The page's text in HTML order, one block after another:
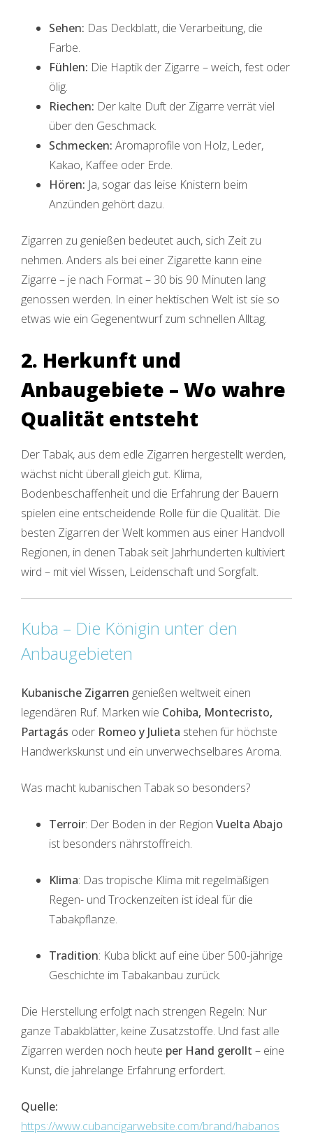
Sehen: Das Deckblatt, die Verarbeitung, die
Farbe.
Fühlen: Die Haptik der Zigarre – weich, fest oder
ölig.
Riechen: Der kalte Duft der Zigarre verrät viel
über den Geschmack.
Schmecken: Aromaprofile von Holz, Leder,
Kakao, Kaffee oder Erde.
Hören: Ja, sogar das leise Knistern beim
Anzünden gehört dazu.
Zigarren zu genießen bedeutet auch, sich Zeit zu
nehmen. Anders als bei einer Zigarette kann eine
Zigarre – je nach Format – 30 bis 90 Minuten lang
genossen werden. In einer hektischen Welt ist sie so
etwas wie ein Gegenentwurf zum schnellen Alltag.
2. Herkunft und
Anbaugebiete – Wo wahre
Qualität entsteht
Der Tabak, aus dem edle Zigarren hergestellt werden,
wächst nicht überall gleich gut. Klima,
Bodenbeschaffenheit und die Erfahrung der Bauern
spielen eine entscheidende Rolle für die Qualität. Die
besten Zigarren der Welt kommen aus einer Handvoll
Regionen, in denen Tabak seit Jahrhunderten kultiviert
wird – mit viel Wissen, Leidenschaft und Sorgfalt.
Kuba – Die Königin unter den
Anbaugebieten
Kubanische Zigarren genießen weltweit einen
legendären Ruf. Marken wie Cohiba, Montecristo,
Partagás oder Romeo y Julieta stehen für höchste
Handwerkskunst und ein unverwechselbares Aroma.
Was macht kubanischen Tabak so besonders?
Terroir: Der Boden in der Region Vuelta Abajo
ist besonders nährstoffreich.
Klima: Das tropische Klima mit regelmäßigen
Regen- und Trockenzeiten ist ideal für die
Tabakpflanze.
Tradition: Kuba blickt auf eine über 500-jährige
Geschichte im Tabakanbau zurück.
Die Herstellung erfolgt nach strengen Regeln: Nur
ganze Tabakblätter, keine Zusatzstoffe. Und fast alle
Zigarren werden noch heute per Hand gerollt – eine
Kunst, die jahrelange Erfahrung erfordert.
Quelle:
https://www.cubancigarwebsite.com/brand/habanos